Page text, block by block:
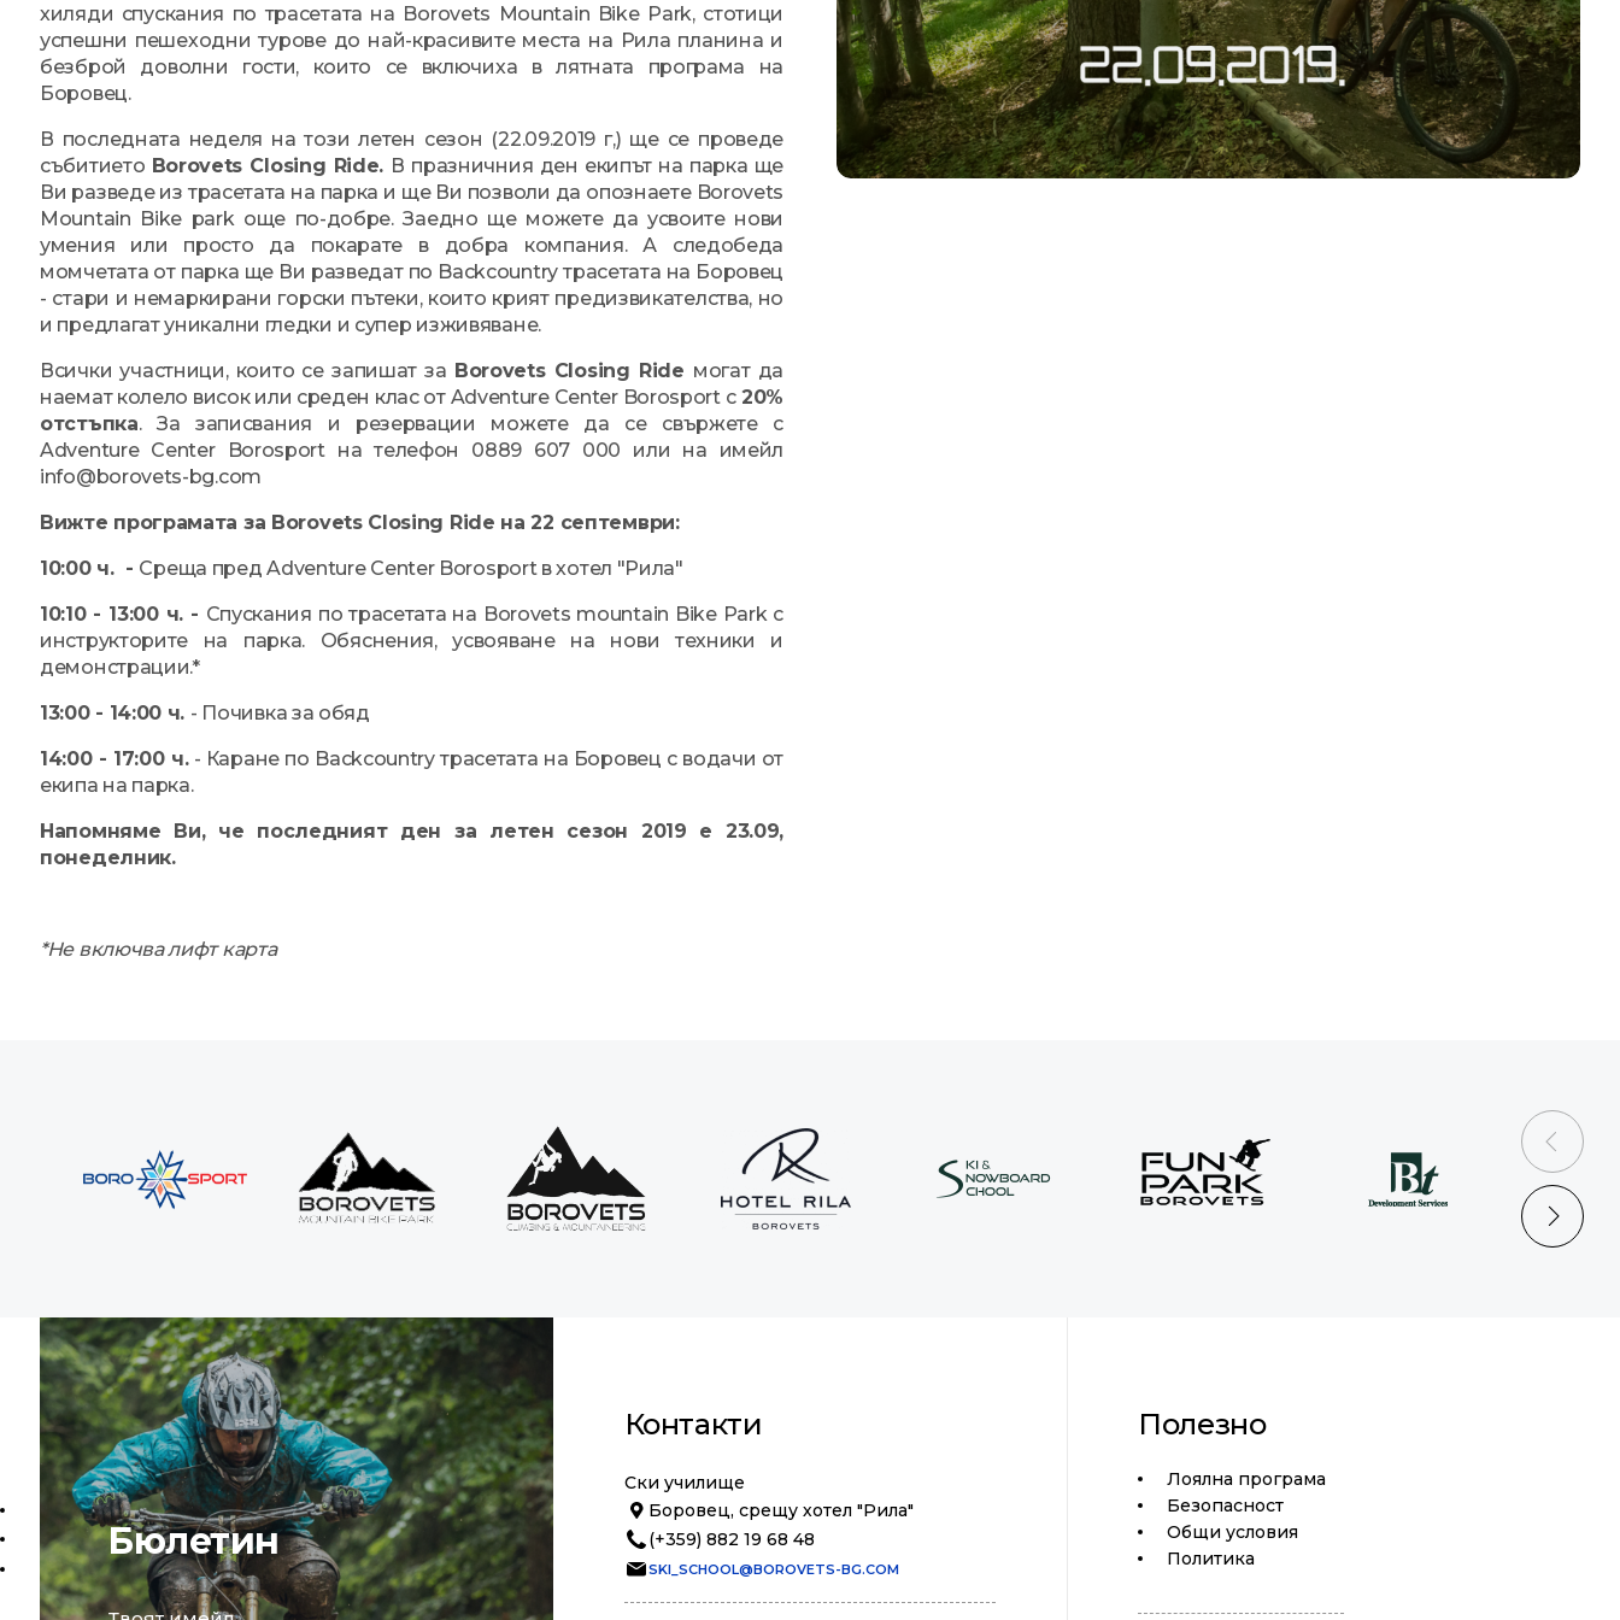
хиляди спускания по трасетата на Borovets Mountain Bike Park, стотици
успешни пешеходни турове до най-красивите места на Рила планина и
безброй доволни гости, които се включиха в лятната програма на
Боровец.
В последната неделя на този летен сезон (22.09.2019 г,) ще се проведе
събитието Borovets Closing Ride. В празничния ден екипът на парка ще
Ви разведе из трасетата на парка и ще Ви позволи да опознаете Borovets
Mountain Bike park още по-добре. Заедно ще можете да усвоите нови
умения или просто да покарате в добра компания. А следобеда
момчетата от парка ще Ви разведат по Backcountry трасетата на Боровец
- стари и немаркирани горски пътеки, които крият предизвикателства, но
и предлагат уникални гледки и супер изживяване.
Всички участници, които се запишат за Borovets Closing Ride могат да
наемат колело висок или среден клас от Adventure Center Borosport с20%
отстъпка. За записвания и резервации можете да се свържете с
Adventure Center Borosport на телефон 0889 607 000 или на имейл
info@borovets-bg.com
Вижте програмата за Borovets Closing Ride на 22 септември:
10:00 ч. - Среща пред Adventure Center Borosport в хотел "Рила"
10:10 - 13:00 ч. - Спускания по трасетата на Borovets mountain Bike Park с
инструкторите на парка. Обяснения, усвояване на нови техники и
демонстрации.*
13:00 - 14:00 ч. - Почивка за обяд
14:00 - 17:00 ч.- Каране по Backcountry трасетата на Боровец с водачи от
екипа на парка.
Напомняме Ви, че последният ден за летен сезон 2019 е 23.09,
понеделник.
*Не включва лифт карта
prev
next
Бюлетин
email
Контакти
Ски училище
Боровец, срещу хотел "Рила"
(+359) 882 19 68 48
SKI_SCHOOL@BOROVETS-BG.COM
Полезно
Лоялна програма
Безопасност
Общи условия
Политика